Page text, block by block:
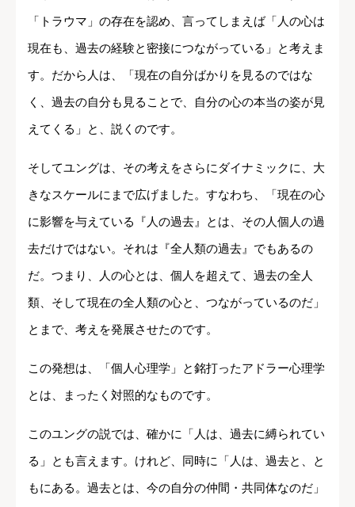
「トラウマ」の存在を認め、言ってしまえば「人の心は
現在も、過去の経験と密接につながっている」と考えま
す。だから人は、「現在の自分ばかりを見るのではな
く、過去の自分も見ることで、自分の心の本当の姿が見
えてくる」と、説くのです。
そしてユングは、その考えをさらにダイナミックに、大
きなスケールにまで広げました。すなわち、「現在の心
に影響を与えている『人の過去』とは、その人個人の過
去だけではない。それは『全人類の過去』でもあるの
だ。つまり、人の心とは、個人を超えて、過去の全人
類、そして現在の全人類の心と、つながっているのだ」
とまで、考えを発展させたのです。
この発想は、「個人心理学」と銘打ったアドラー心理学
とは、まったく対照的なものです。
このユングの説では、確かに「人は、過去に縛られてい
る」とも言えます。けれど、同時に「人は、過去と、と
もにある。過去とは、今の自分の仲間・共同体なのだ」